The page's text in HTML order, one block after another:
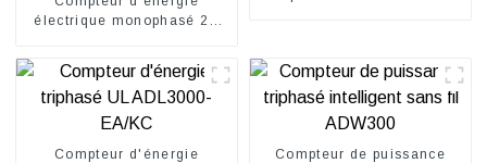
électrique monophasé 2P
Compteur d'énergie
Compteur de puissance